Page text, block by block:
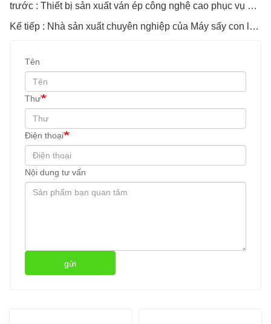
trước : Thiết bị sản xuất ván ép công nghệ cao phục vụ sản xuất ván ép
Kế tiếp : Nhà sản xuất chuyên nghiệp của Máy sấy con lăn Shine Veneer
Tên
Thư
Điện thoại
Nội dung tư vấn
gửi